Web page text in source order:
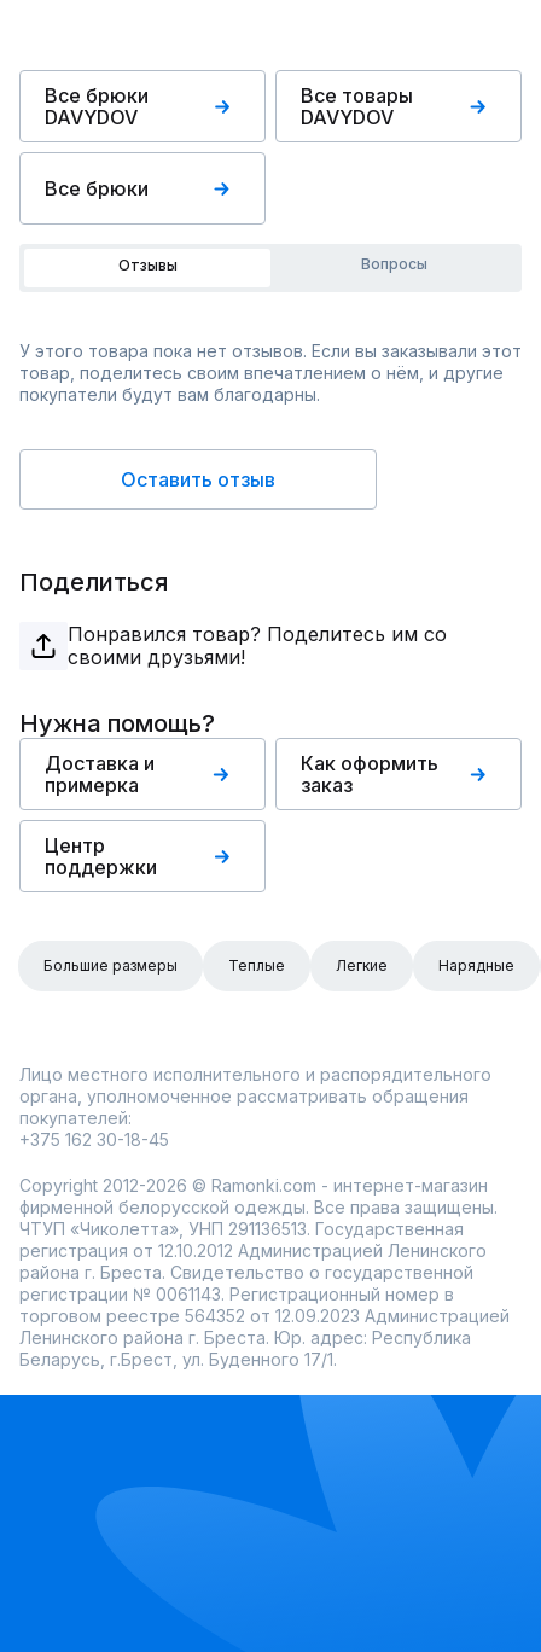
Все брюки
DAVYDOV
Все товары
DAVYDOV
Все брюки
Отзывы Вопросы
У этого товара пока нет отзывов. Если вы заказывали этот
товар, поделитесь своим впечатлением о нём, и другие
покупатели будут вам благодарны.
Оставить отзыв
Поделиться
Понравился товар? Поделитесь им со
своими друзьями!
Нужна помощь?
Доставка и
примерка
Как оформить
заказ
Центр
поддержки
Большие размеры Теплые Легкие Нарядные
Лицо местного исполнительного и распорядительного
органа, уполномоченное рассматривать обращения
покупателей:
+375 162 30-18-45
Copyright 2012-2026 © Ramonki.com - интернет-магазин
фирменной белорусской одежды. Все права защищены.
ЧТУП «Чиколетта», УНП 291136513. Государственная
регистрация от 12.10.2012 Администрацией Ленинского
района г. Бреста. Свидетельство о государственной
регистрации № 0061143. Регистрационный номер в
торговом реестре 564352 от 12.09.2023 Администрацией
Ленинского района г. Бреста. Юр. адрес: Республика
Беларусь, г.Брест, ул. Буденного 17/1.